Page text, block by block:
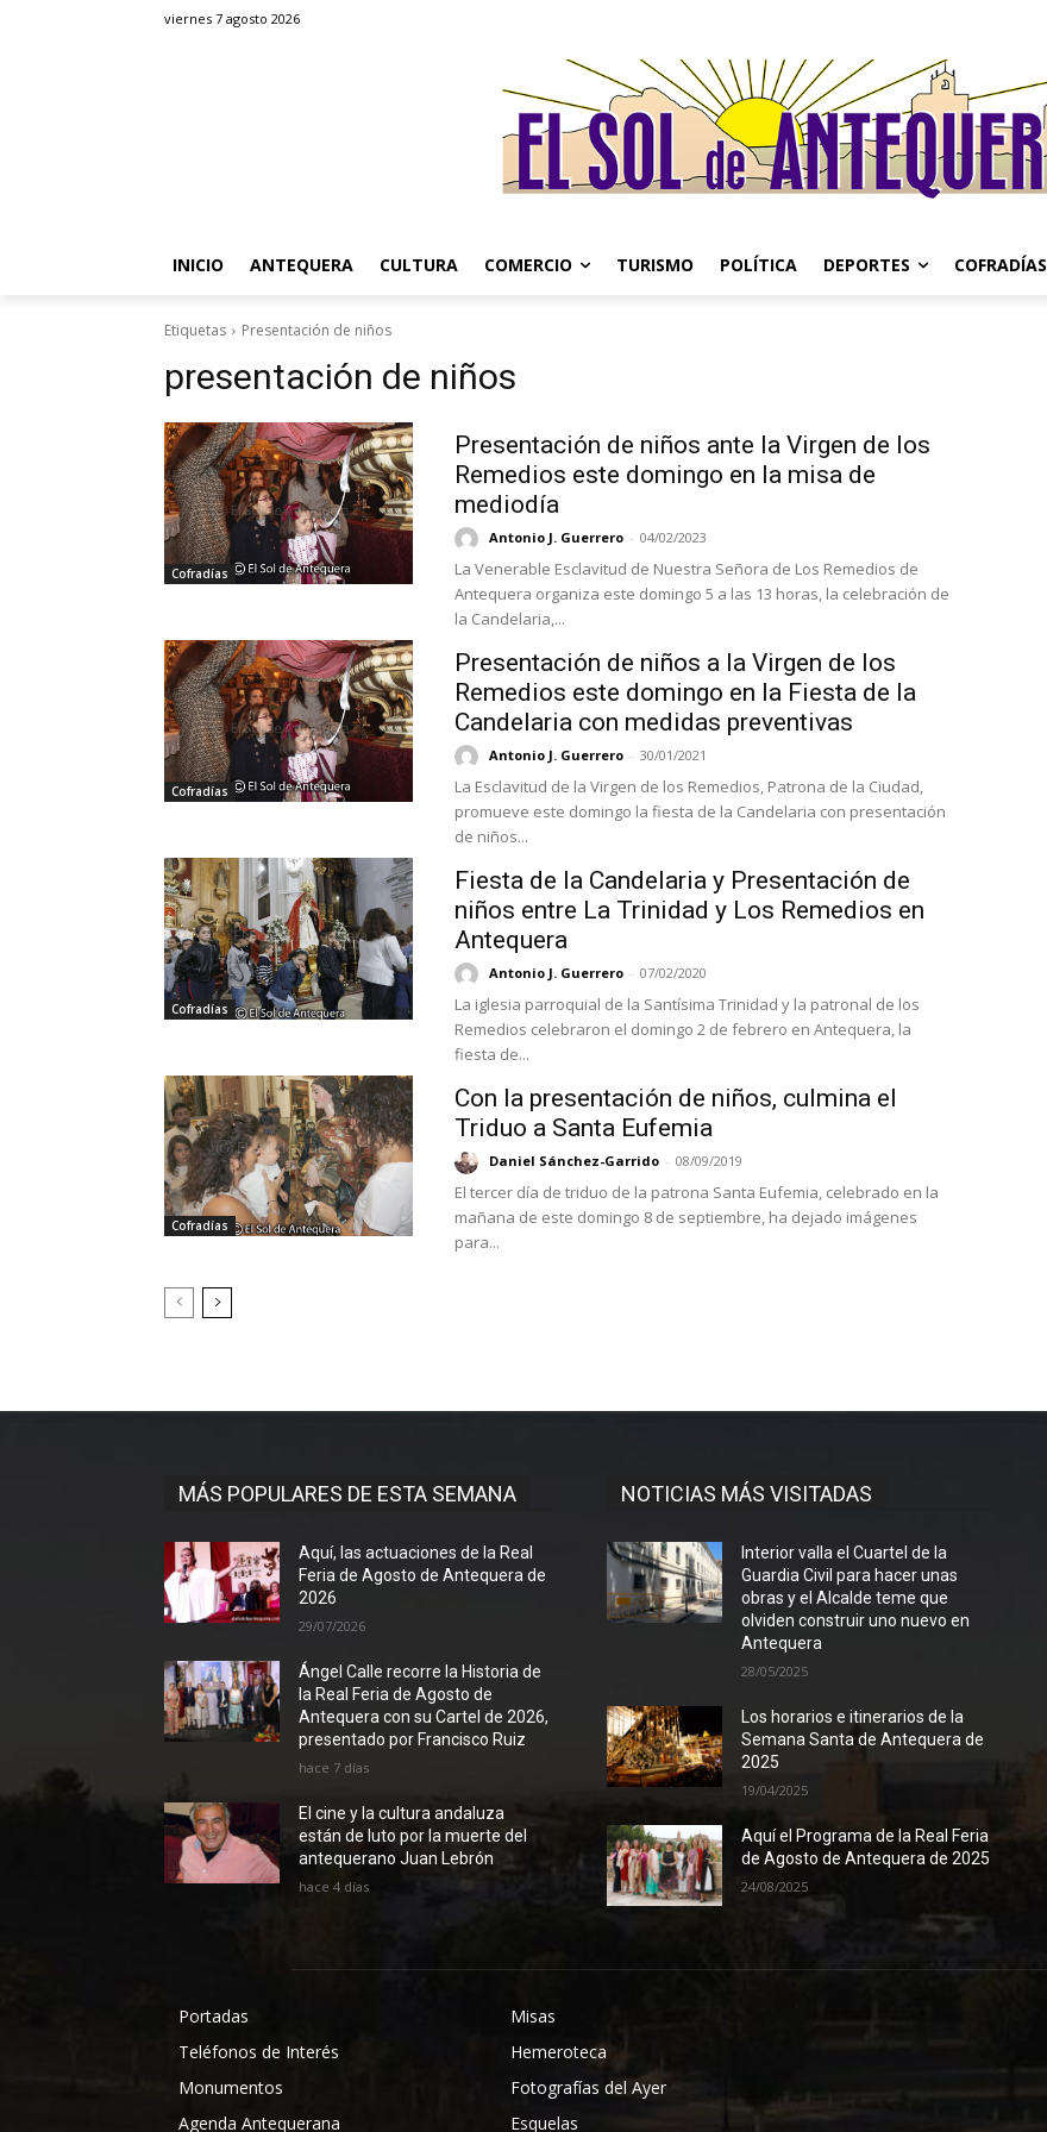
viernes 7 agosto 2026
INICIO ANTEQUERA CULTURA COMERCIO TURISMO POLÍTICA DEPORTES COFRADÍAS
Etiquetas Presentación de niños
presentación de niños
Cofradías
Presentación de niños ante la Virgen de los
Remedios este domingo en la misa de
mediodía
Antonio J. Guerrero - 04/02/2023
La Venerable Esclavitud de Nuestra Señora de Los Remedios de
Antequera organiza este domingo 5 a las 13 horas, la celebración de
la Candelaria,...
Cofradías
Presentación de niños a la Virgen de los
Remedios este domingo en la Fiesta de la
Candelaria con medidas preventivas
Antonio J. Guerrero - 30/01/2021
La Esclavitud de la Virgen de los Remedios, Patrona de la Ciudad,
promueve este domingo la fiesta de la Candelaria con presentación
de niños...
Cofradías
Fiesta de la Candelaria y Presentación de
niños entre La Trinidad y Los Remedios en
Antequera
Antonio J. Guerrero - 07/02/2020
La iglesia parroquial de la Santísima Trinidad y la patronal de los
Remedios celebraron el domingo 2 de febrero en Antequera, la
fiesta de...
Cofradías
Con la presentación de niños, culmina el
Triduo a Santa Eufemia
Daniel Sánchez-Garrido - 08/09/2019
El tercer día de triduo de la patrona Santa Eufemia, celebrado en la
mañana de este domingo 8 de septiembre, ha dejado imágenes
para...
MÁS POPULARES DE ESTA SEMANA
Aquí, las actuaciones de la Real
Feria de Agosto de Antequera de
2026
29/07/2026
Ángel Calle recorre la Historia de
la Real Feria de Agosto de
Antequera con su Cartel de 2026,
presentado por Francisco Ruiz
hace 7 días
El cine y la cultura andaluza
están de luto por la muerte del
antequerano Juan Lebrón
hace 4 días
NOTICIAS MÁS VISITADAS
Interior valla el Cuartel de la
Guardia Civil para hacer unas
obras y el Alcalde teme que
olviden construir uno nuevo en
Antequera
28/05/2025
Los horarios e itinerarios de la
Semana Santa de Antequera de
2025
19/04/2025
Aquí el Programa de la Real Feria
de Agosto de Antequera de 2025
24/08/2025
Portadas
Teléfonos de Interés
Monumentos
Agenda Antequerana
Misas
Hemeroteca
Fotografías del Ayer
Esquelas